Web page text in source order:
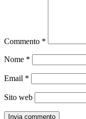
Commento *
Nome *
Email *
Sito web